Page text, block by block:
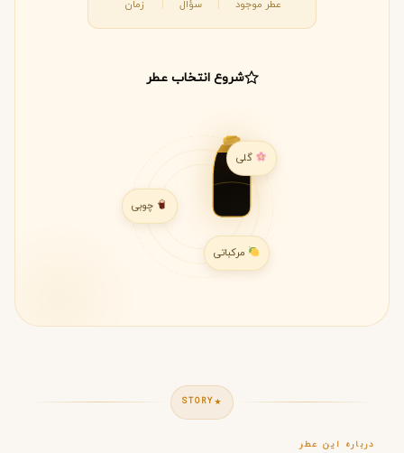
عطر موجود سؤال زمان
شروع انتخاب عطر
گلی
مرکباتی
STORY
درباره این عطر